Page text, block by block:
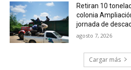
Retiran 10
colonia
jornada de
agosto 7, 2026
Cargar más